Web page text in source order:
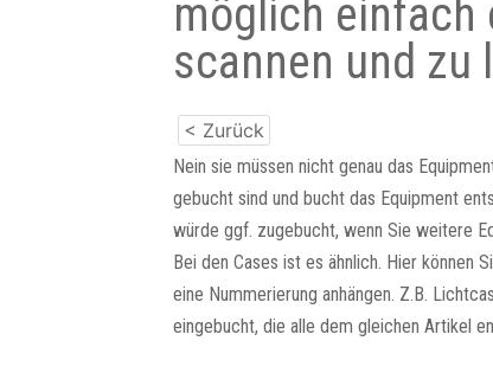
möglich einfach
scannen und zu
< Zurück
Nein sie müssen nicht genau das
gebucht sind und bucht das Equipment
würde ggf. zugebucht, wenn Sie weitere
Bei den Cases ist es ähnlich. Hier können
eine Nummerierung anhängen. Z.B.
eingebucht, die alle dem gleichen Artikel